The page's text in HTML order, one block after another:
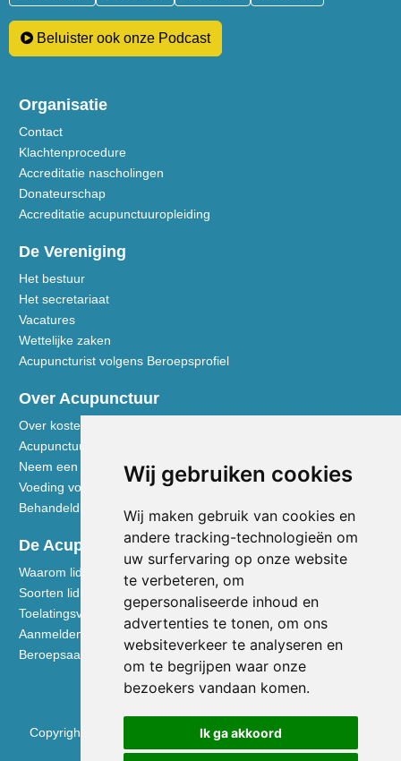
Wij gebruiken cookies
Wij maken gebruik van cookies en
andere tracking-technologieën om
uw surfervaring op onze website
te verbeteren, om
gepersonaliseerde inhoud en
advertenties te tonen, om ons
websiteverkeer te analyseren en
om te begrijpen waar onze
bezoekers vandaan komen.
Ik ga akkoord
Beluister ook onze Podcast
Organisatie
Contact
Klachtenprocedure
Accreditatie nascholingen
Donateurschap
Accreditatie acupunctuuropleiding
De Vereniging
Het bestuur
Het secretariaat
Vacatures
Wettelijke zaken
Acupuncturist volgens Beroepsprofiel
Over Acupunctuur
Over kosten en vergoedingen
Acupunctuur toegelicht
Neem een kijkje in de praktijk
Voeding volgens de Vijf Elementen
Behandeldisciplines - TCG
De Acupuncturist
Waarom lid worden van de NVA
Soorten lidmaatschap NVA
Toelatingsvoorwaarden
Aanmelden voor lidmaatschap
Beroepsaansprakelijkheidsverzekering
Copyright © 2026 Nederlandse Vereniging voor Acupunctuur